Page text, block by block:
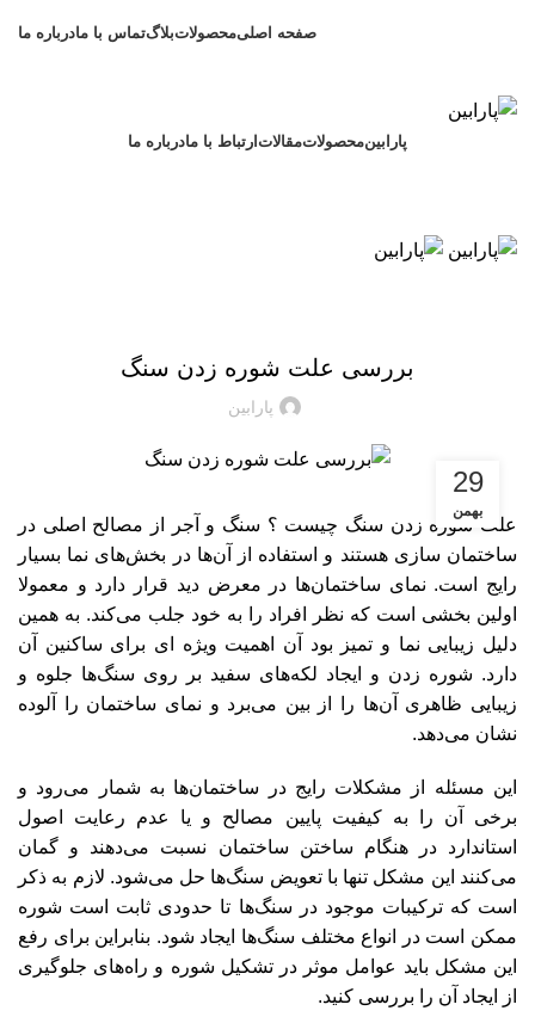
صفحه اصلیمحصولاتبلاگتماس با مادرباره ما
پارابینمحصولاتمقالات ارتباط با مادرباره ما
بررسی علت شوره زدن سنگ
پارابین
29
بهمن
علت شوره زدن سنگ چیست ؟ سنگ و آجر از مصالح اصلی در
ساختمان سازی هستند و استفاده از آن‌ها در بخش‌های نما بسیار
رایج است. نمای ساختمان‌ها در معرض دید قرار دارد و معمولا
اولین بخشی است که نظر افراد را به خود جلب می‌کند. به همین
دلیل زیبایی نما و تمیز بود آن اهمیت ویژه ای برای ساکنین آن
دارد. شوره زدن و ایجاد لکه‌های سفید بر روی سنگ‌ها جلوه و
زیبایی ظاهری آن‌ها را از بین می‌برد و نمای ساختمان را آلوده
نشان می‌دهد.
این مسئله از مشکلات رایج در ساختمان‌ها به شمار می‌رود و
برخی آن را به کیفیت پایین مصالح و یا عدم رعایت اصول
استاندارد‌ در هنگام ساختن ساختمان نسبت می‌دهند و گمان
می‌کنند این مشکل تنها با تعویض سنگ‌ها حل می‌شود. لازم به ذکر
است که ترکیبات موجود در سنگ‌ها تا حدودی ثابت است شوره
ممکن است در انواع مختلف سنگ‌ها ایجاد شود. بنابراین برای رفع
این مشکل باید عوامل موثر در تشکیل شوره و راه‌های جلوگیری
از ایجاد آن را بررسی کنید.